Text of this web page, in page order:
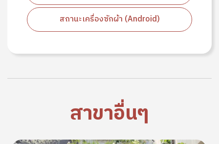
สถานะเครื่องซักผ้า (Android)
สาขาอื่นๆ